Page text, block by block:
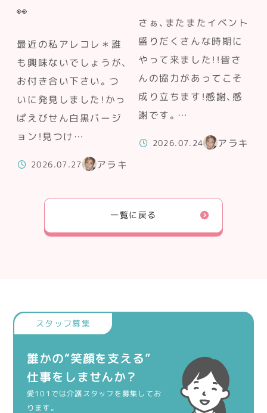
👀
最近の私アレコレ＊誰
も興味ないでしょうが、
お付き合い下さい。つ
いに発見しました！かっ
ぱえびせん白黒バージ
ョン！見つけ…
2026.07.27 アラキ
さぁ、またまたイベント
盛りだくさんな時期に
やって来ました！！皆さ
んの協力があってこそ
成り立ちます！感謝、感
謝です。…
2026.07.24 アラキ
一覧に戻る
誰かの“笑顔を支える”
仕事をしませんか？
愛101では介護スタッフを募集してお
ります。